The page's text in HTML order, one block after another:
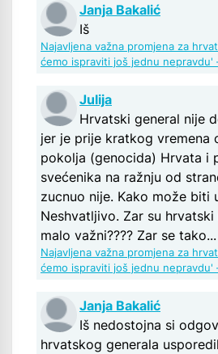
Janja Bakalić
Iš
Najavljena važna promjena za
ćemo ispraviti još jednu nepravdu'
Julija
Hrvatski general nije
jer je prije kratkog vremena
pokolja (genocida) Hrvata i
svećenika na ražnju od
zucnuo nije. Kako može biti
Neshvatljivo. Zar su
malo važni???? Zar se tako...
Najavljena važna promjena za
ćemo ispraviti još jednu nepravdu'
Janja Bakalić
Iš nedostojna si
hrvatskog generala